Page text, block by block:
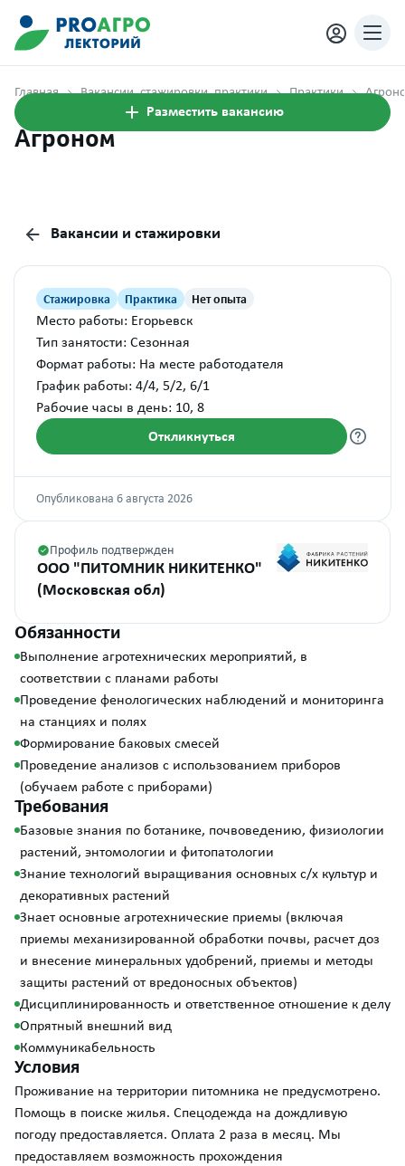
Главная Вакансии, стажировки, практики Практики
Агроном
Разместить вакансию
Вакансии и стажировки
Стажировка Практика Нет опыта
Место работы: Егорьевск
Тип занятости: Сезонная
Формат работы: На месте работодателя
График работы: 4/4, 5/2, 6/1
Рабочие часы в день: 10, 8
Откликнуться
Опубликована 6 августа 2026
Профиль подтвержден
ООО "ПИТОМНИК НИКИТЕНКО"
(Московская обл)
Обязанности
Выполнение агротехнических мероприятий, в
соответствии с планами работы
Проведение фенологических наблюдений и мониторинга
на станциях и полях
Формирование баковых смесей
Проведение анализов с использованием приборов
(обучаем работе с приборами)
Требования
Базовые знания по ботанике, почвоведению, физиологии
растений, энтомологии и фитопатологии
Знание технологий выращивания основных с/х культур и
декоративных растений
Знает основные агротехнические приемы (включая
приемы механизированной обработки почвы, расчет доз
и внесение минеральных удобрений, приемы и методы
защиты растений от вредоносных объектов)
Дисциплинированность и ответственное отношение к делу
Опрятный внешний вид
Коммуникабельность
Условия
Проживание на территории питомника не предусмотрено.
Помощь в поиске жилья. Спецодежда на дождливую
погоду предоставляется. Оплата 2 раза в месяц. Мы
предоставляем возможность прохождения